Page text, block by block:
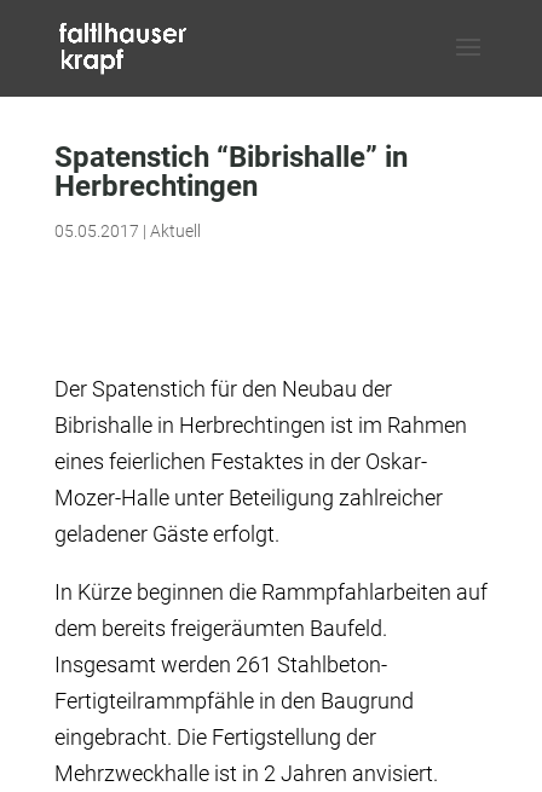
Spatenstich “Bibrishalle” in
Herbrechtingen
05.05.2017 | Aktuell
Der Spatenstich für den Neubau der
Bibrishalle in Herbrechtingen ist im Rahmen
eines feierlichen Festaktes in der Oskar-
Mozer-Halle unter Beteiligung zahlreicher
geladener Gäste erfolgt.
In Kürze beginnen die Rammpfahlarbeiten auf
dem bereits freigeräumten Baufeld.
Insgesamt werden 261 Stahlbeton-
Fertigteilrammpfähle in den Baugrund
eingebracht. Die Fertigstellung der
Mehrzweckhalle ist in 2 Jahren anvisiert.